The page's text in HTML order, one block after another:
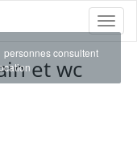
Toggle
et wc
×
personnes consultent